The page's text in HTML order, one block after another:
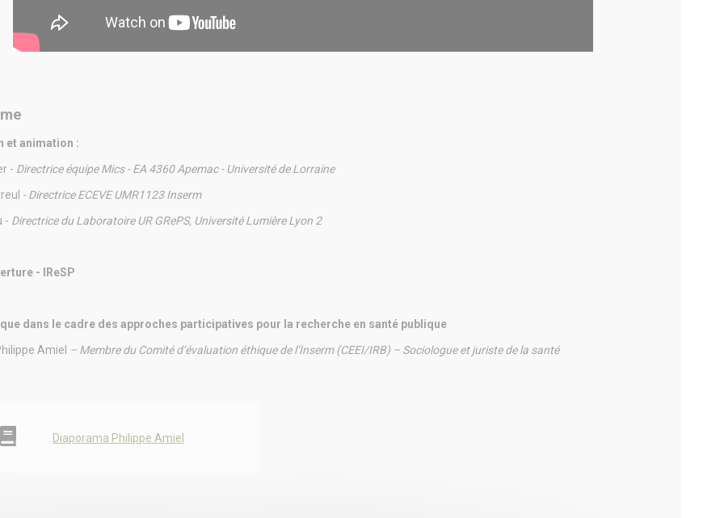
et animation :
- Directrice équipe Mics - EA 4360 Apemac - Université de Lorraine
- Directrice ECEVE UMR1123 Inserm
- Directrice du Laboratoire UR GRePS, Université Lumière Lyon 2
- IReSP
dans le cadre des approches participatives pour la recherche en santé publique
Amiel – Membre du Comité d’évaluation éthique de l’Inserm (CEEI/IRB) – Sociologue et juriste de la santé
Diaporama Philippe Amiel